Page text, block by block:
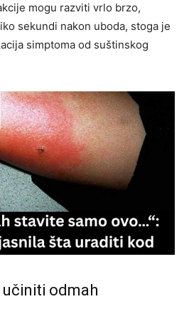
mogu razviti vrlo brzo,
sekundi nakon uboda, stoga je
simptoma od suštinskog
učiniti odmah